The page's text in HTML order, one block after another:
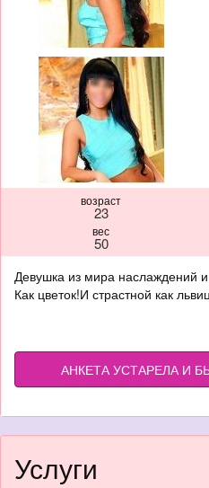
возраст
23
вес
50
Девушка из мира наслаждений
Как цветок!И страстной как
АНКЕТА УСТАРЕЛА И
Услуги